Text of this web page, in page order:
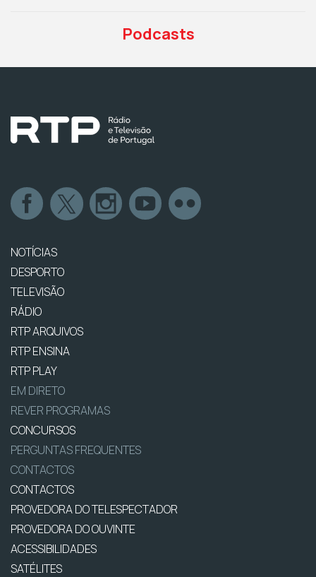
Podcasts
NOTÍCIAS
DESPORTO
TELEVISÃO
RÁDIO
RTP ARQUIVOS
RTP ENSINA
RTP PLAY
EM DIRETO
REVER PROGRAMAS
CONCURSOS
PERGUNTAS FREQUENTES
CONTACTOS
CONTACTOS
PROVEDORA DO TELESPECTADOR
PROVEDORA DO OUVINTE
ACESSIBILIDADES
SATÉLITES